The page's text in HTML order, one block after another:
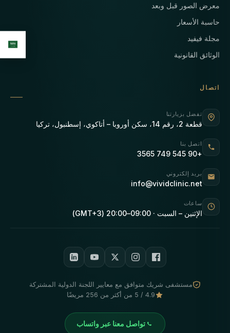
معرض الصور قبل وبعد
حاسبة الأسعار
مجلة فيفيد
الوثائق القانونية
اتصال
تفضل بزيارتنا
قطعة 2، رقم 14، سكن أوروبا – أتاكوي، إسطنبول، تركيا
اتصل بنا
+90 545 749 3565
بريد إلكتروني
info@vividclinic.net
ساعات
الإثنين – السبت · 09:00–20:00 (GMT+3)
مستشفى شريك متوافق مع معايير اللجنة الدولية المشتركة
4.9 / 5 من أكثر من 256 مريضًا
تواصل معنا عبر واتساب